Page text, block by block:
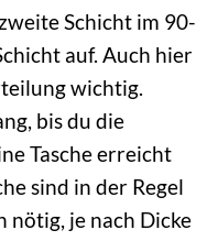
Schicht im 90-
auf. Auch hier
wichtig.
bis du die
Tasche erreicht
sind in der Regel
nötig, je nach Dicke